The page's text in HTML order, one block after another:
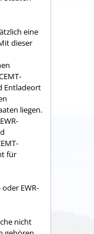
eine
dieser
Entladeort
liegen.
für
EWR-
nicht